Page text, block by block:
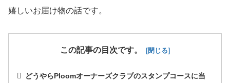
嬉しいお届け物の話です。
この記事の目次です。
どうやらPloomオーナーズクラブのスタンプコースに当